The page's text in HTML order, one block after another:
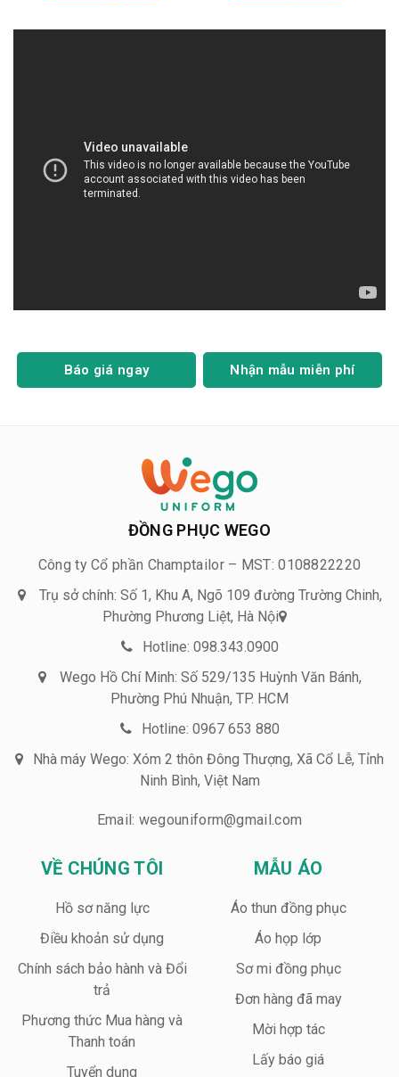
105,000₫.
Báo giá ngay Nhận mẫu miễn phí
ĐỒNG PHỤC WEGO
Công ty Cổ phần Champtailor – MST: 0108822220
Trụ sở chính: Số 1, Khu A, Ngõ 109 đường Trường Chinh,
Phường Phương Liệt, Hà Nội
Hotline: 098.343.0900
Wego Hồ Chí Minh: Số 529/135 Huỳnh Văn Bánh,
Phường Phú Nhuận, TP. HCM
Hotline: 0967 653 880
Nhà máy Wego: Xóm 2 thôn Đông Thượng, Xã Cổ Lễ, Tỉnh
Ninh Bình, Việt Nam
Email: wegouniform@gmail.com
VỀ CHÚNG TÔI
Hồ sơ năng lực
Điều khoản sử dụng
Chính sách bảo hành và Đổi
trả
Phương thức Mua hàng và
Thanh toán
Tuyển dụng
MẪU ÁO
Áo thun đồng phục
Áo họp lớp
Sơ mi đồng phục
Đơn hàng đã may
Mời hợp tác
Lấy báo giá